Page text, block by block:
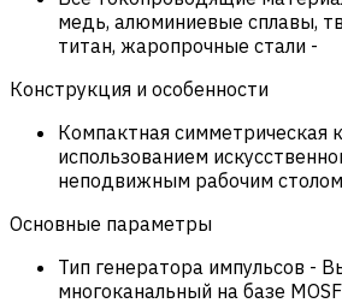
медь, алюминиевые сплавы,
титан, жаропрочные стали -
Конструкция и особенности
Компактная симметрическая
использованием
неподвижным рабочим
Основные параметры
Тип генератора импульсов -
многоканальный на базе